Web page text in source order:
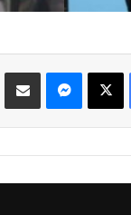
فيسبوك‫X ماسنجر